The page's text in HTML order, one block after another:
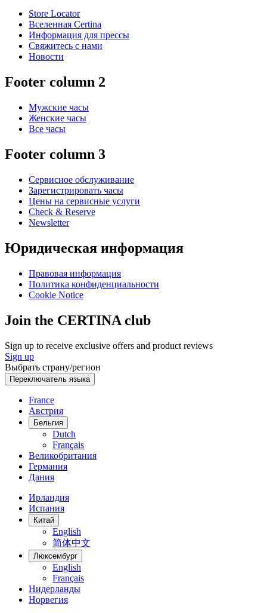
Store Locator
Вселенная Certina
Информация для прессы
Свяжитесь с нами
Новости
Footer column 2
Мужские часы
Женские часы
Все часы
Footer column 3
Сервисное обслуживание
Зарегистрировать часы
Цены на сервисные услуги
Check & Reserve
Newsletter
Юридическая информация
Правовая информация
Политика конфиденциальности
Cookie Notice
Join the CERTINA club
Sign up to receive exclusive offers and product reviews
Sign up
Выбрать страну/регион
Переключатель языка
France
Австрия
Бельгия
Dutch
Français
Великобритания
Германия
Дания
Ирландия
Испания
Китай
English
简体中文
Люксембург
English
Français
Нидерланды
Норвегия